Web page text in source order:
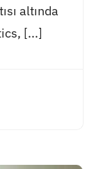
altında
[...]